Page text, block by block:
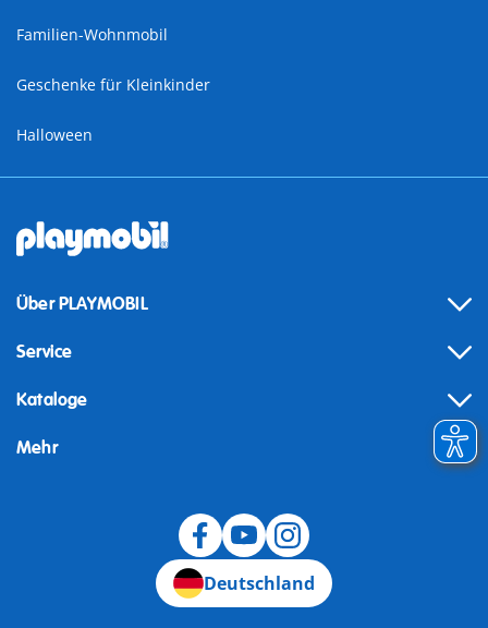
Familien-Wohnmobil
Geschenke für Kleinkinder
Halloween
Über PLAYMOBIL
Service
Kataloge
Mehr
Deutschland